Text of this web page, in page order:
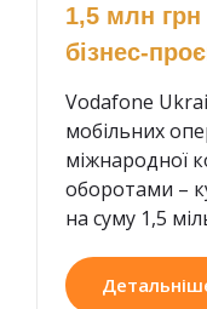
1,5 млн грн
бізнес-
Vodafone
мобільних
міжнародної
оборотами –
на суму 1,5